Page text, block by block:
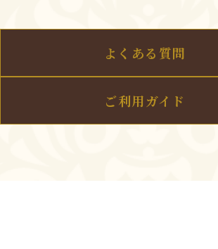
よくある質問
ご利用ガイド